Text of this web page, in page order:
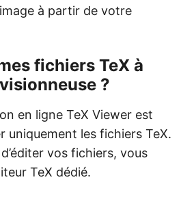
à partir de votre
fichiers TeX à
?
en ligne TeX Viewer est
uniquement les fichiers TeX.
vos fichiers, vous
TeX dédié.